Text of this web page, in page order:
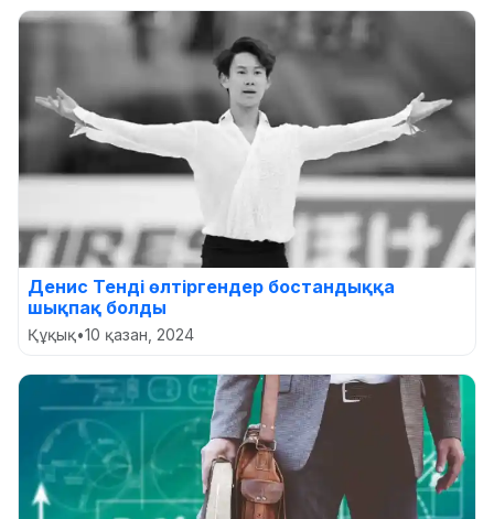
Денис Тенді өлтіргендер бостандыққа
шықпақ болды
Құқық•10 қазан, 2024